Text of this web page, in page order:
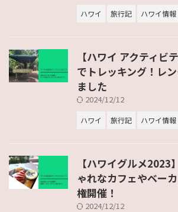
ハワイ 旅行記 ハワイ情報
【ハワイ アクティビ
でトレッキング！レ
ました
2024/12/12
ハワイ 旅行記 ハワイ情報
【ハワイグルメ2023
ゃれなカフェやベー
権開催！
2024/12/12